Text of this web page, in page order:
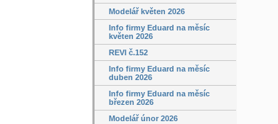
Modelář květen 2026
Info firmy Eduard na měsíc
květen 2026
REVI č.152
Info firmy Eduard na měsíc
duben 2026
Info firmy Eduard na měsíc
březen 2026
Modelář únor 2026